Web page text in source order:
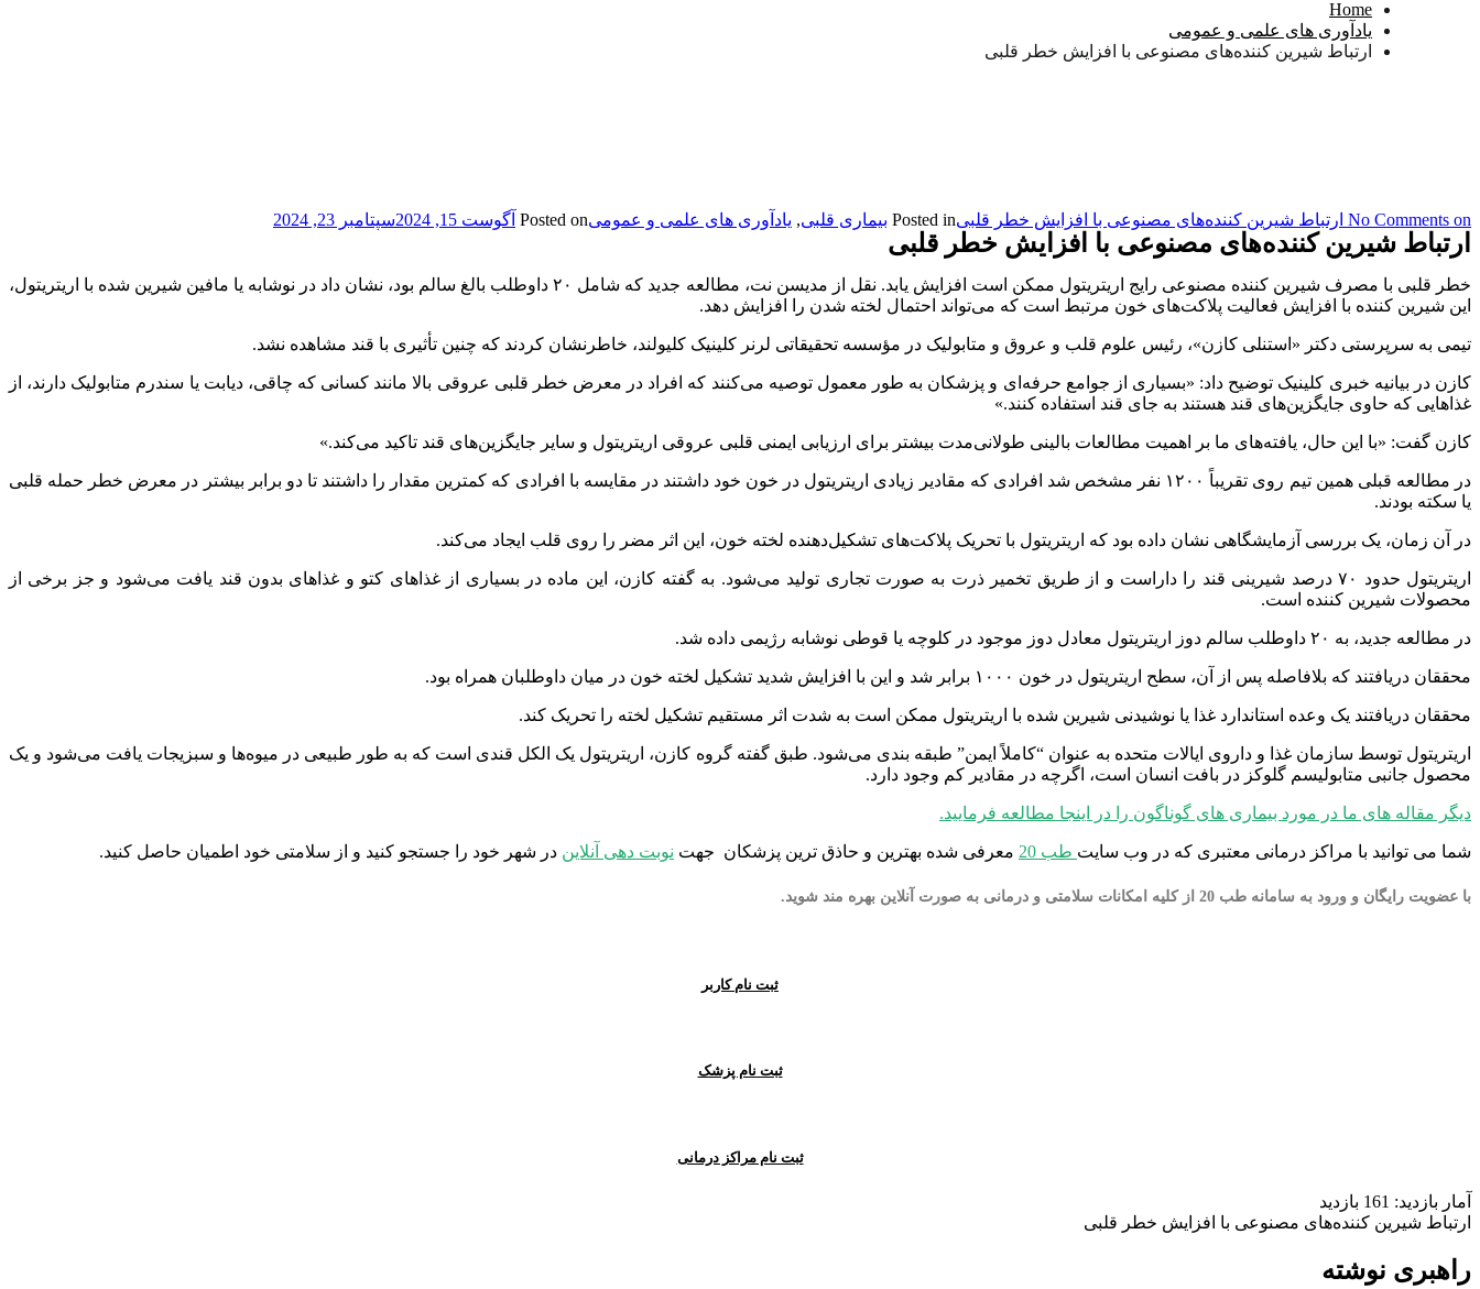
Home
یادآوری های علمی و عمومی
ارتباط شیرین کننده‌های مصنوعی با افزایش خطر قلبی
No Comments on ارتباط شیرین کننده‌های مصنوعی با افزایش خطر قلبی Posted in بیماری قلبی, یادآوری های علمی و عمومیPosted on آگوست 15, 2024 سپتامبر 23, 2024
ارتباط شیرین کننده‌های مصنوعی با افزایش خطر قلبی
خطر قلبی با مصرف شیرین کننده مصنوعی رایج اریتریتول ممکن است افزایش یابد. نقل از مدیسن نت، مطالعه جدید که شامل ۲۰ داوطلب بالغ سالم بود، نشان داد در نوشابه یا مافین شیرین شده با اریتریتول،
این شیرین کننده با افزایش فعالیت پلاکت‌های خون مرتبط است که می‌تواند احتمال لخته شدن را افزایش دهد.
تیمی به سرپرستی دکتر «استنلی کازن»، رئیس علوم قلب و عروق و متابولیک در مؤسسه تحقیقاتی لرنر کلینیک کلیولند، خاطرنشان کردند که چنین تأثیری با قند مشاهده نشد.
کازن در بیانیه خبری کلینیک توضیح داد: «بسیاری از جوامع حرفه‌ای و پزشکان به طور معمول توصیه می‌کنند که افراد در معرض خطر قلبی عروقی بالا مانند کسانی که چاقی، دیابت یا سندرم متابولیک دارند، از
غذاهایی که حاوی جایگزین‌های قند هستند به جای قند استفاده کنند.»
کازن گفت: «با این حال، یافته‌های ما بر اهمیت مطالعات بالینی طولانی‌مدت بیشتر برای ارزیابی ایمنی قلبی عروقی اریتریتول و سایر جایگزین‌های قند تاکید می‌کند.»
در مطالعه قبلی همین تیم روی تقریباً ۱۲۰۰ نفر مشخص شد افرادی که مقادیر زیادی اریتریتول در خون خود داشتند در مقایسه با افرادی که کمترین مقدار را داشتند تا دو برابر بیشتر در معرض خطر حمله قلبی
یا سکته بودند.
در آن زمان، یک بررسی آزمایشگاهی نشان داده بود که اریتریتول با تحریک پلاکت‌های تشکیل‌دهنده لخته خون، این اثر مضر را روی قلب ایجاد می‌کند.
اریتریتول حدود ۷۰ درصد شیرینی قند را داراست و از طریق تخمیر ذرت به صورت تجاری تولید می‌شود. به گفته کازن، این ماده در بسیاری از غذاهای کتو و غذاهای بدون قند یافت می‌شود و جز برخی از
محصولات شیرین کننده است.
در مطالعه جدید، به ۲۰ داوطلب سالم دوز اریتریتول معادل دوز موجود در کلوچه یا قوطی نوشابه رژیمی داده شد.
محققان دریافتند که بلافاصله پس از آن، سطح اریتریتول در خون ۱۰۰۰ برابر شد و این با افزایش شدید تشکیل لخته خون در میان داوطلبان همراه بود.
محققان دریافتند یک وعده استاندارد غذا یا نوشیدنی شیرین شده با اریتریتول ممکن است به شدت اثر مستقیم تشکیل لخته را تحریک کند.
اریتریتول توسط سازمان غذا و داروی ایالات متحده به عنوان “کاملاً ایمن” طبقه بندی می‌شود. طبق گفته گروه کازن، اریتریتول یک الکل قندی است که به طور طبیعی در میوه‌ها و سبزیجات یافت می‌شود و یک
محصول جانبی متابولیسم گلوکز در بافت انسان است، اگرچه در مقادیر کم وجود دارد.
دیگر مقاله های ما در مورد بیماری های گوناگون را در اینجا مطالعه فرمایید.
شما می توانید با مراکز درمانی معتبری که در وب سایت طب 20 معرفی شده بهترین و حاذق ترین پزشکان جهت نوبت دهی آنلاین در شهر خود را جستجو کنید و از سلامتی خود اطمیان حاصل کنید.
با عضویت رایگان و ورود به سامانه طب 20 از کلیه امکانات سلامتی و درمانی به صورت آنلاین بهره مند شوید.
ثبت نام کاربر
ثبت نام پزشک
ثبت نام مراکز درمانی
آمار بازدید: 161 بازدید
ارتباط شیرین کننده‌های مصنوعی با افزایش خطر قلبی
راهبری نوشته